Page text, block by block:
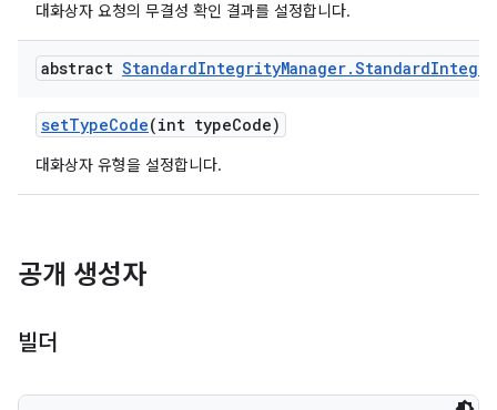
대화상자 요청의 무결성 확인 결과를 설정합니다.
abstract StandardIntegrityManager.Standard
setTypeCode(int typeCode)
대화상자 유형을 설정합니다.
공개 생성자
빌더